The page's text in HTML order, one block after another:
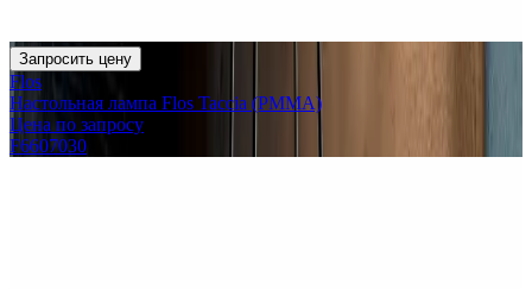
Запросить цену
Flos
Настольная лампа Flos Taccia (PMMA)
Цена по запросу
F6607030